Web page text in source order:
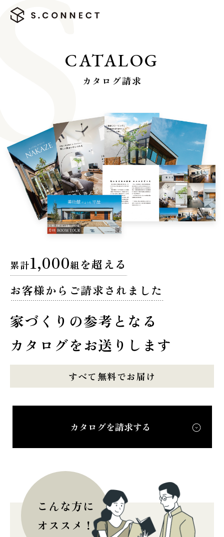
CATALOG
カタログ請求
累計1,000組 を超える
お客様からご請求されました
家づくりの参考となる
カタログをお送りします
すべて無料でお届け
カタログを請求する
こんな方に
オススメ！